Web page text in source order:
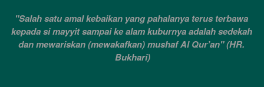
"Salah satu amal kebaikan yang pahalanya terus terbawa
kepada si mayyit sampai ke alam kuburnya adalah sedekah
dan mewariskan (mewakafkan) mushaf Al Qur’an" (HR.
Bukhari)